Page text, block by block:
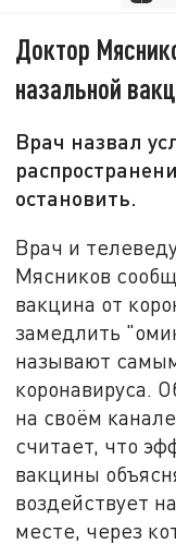
Доктор
назальной
Врач назвал
остановить.
Врач и
Мясников
вакцина от
замедлить
называют
коронавируса.
на своём
считает, что
вакцины
воздействует
месте, через